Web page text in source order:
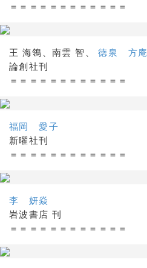
＝＝＝＝＝＝＝＝＝＝＝＝
王 海鴒、南雲 智、徳泉 方庵
論創社刊
＝＝＝＝＝＝＝＝＝＝＝＝
福岡 愛子
新曜社刊
＝＝＝＝＝＝＝＝＝＝＝＝
李 妍焱
岩波書店 刊
＝＝＝＝＝＝＝＝＝＝＝＝